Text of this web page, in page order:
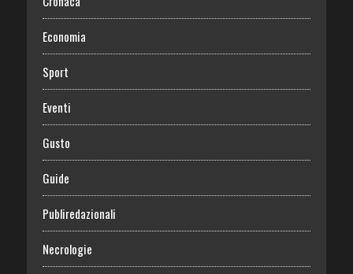
Economia
Sport
Eventi
Gusto
Guide
Publiredazionali
Necrologie